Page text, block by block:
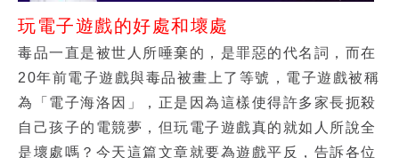
玩電子遊戲的好處和壞處
毒品一直是被世人所唾棄的，是罪惡的代名詞，而在
20年前電子遊戲與毒品被畫上了等號，電子遊戲被稱
為「電子海洛因」，正是因為這樣使得許多家長扼殺
自己孩子的電競夢，但玩電子遊戲真的就如人所說全
是壞處嗎？今天這篇文章就要為遊戲平反，告訴各位